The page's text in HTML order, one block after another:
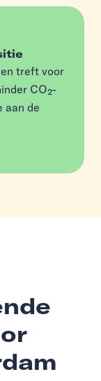
treft voor
CO₂-
aan de